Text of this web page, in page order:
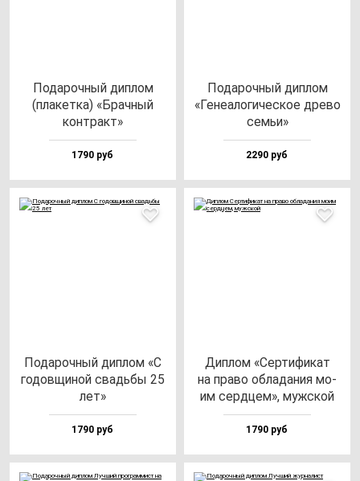
Пода­роч­ный дип­лом
(пла­кет­ка) «Брач­ный
кон­тракт»
1790 руб
Пода­роч­ный дип­лом
«Гене­ало­ги­чес­кое дре­во
семьи»
2290 руб
Пода­роч­ный дип­лом «С
го­дов­щи­ной свадь­бы 25
лет»
1790 руб
Дип­лом «Сер­ти­фи­кат
на пра­во об­ла­да­ния мо­
им сер­дцем», муж­ской
1790 руб